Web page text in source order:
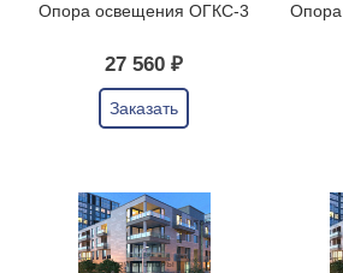
Опора освещения ОГКС-3
27 560 ₽
Заказать